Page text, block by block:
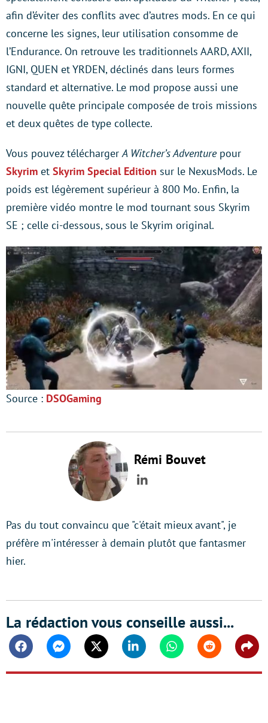
afin d’éviter des conflits avec d’autres mods. En ce qui
concerne les signes, leur utilisation consomme de
l’Endurance. On retrouve les traditionnels AARD, AXII,
IGNI, QUEN et YRDEN, déclinés dans leurs formes
standard et alternative. Le mod propose aussi une
nouvelle quête principale composée de trois missions
et deux quêtes de type collecte.
Vous pouvez téléchargerA Witcher’s Adventurepour
Skyrim et Skyrim Special Edition sur le NexusMods. Le
poids est légèrement supérieur à 800 Mo. Enfin, la
première vidéo montre le mod tournant sous Skyrim
SE ; celle ci-dessous, sous le Skyrim original.
Source : DSOGaming
Rémi Bouvet
LinkedIn
Pas du tout convaincu que "c'était mieux avant", je
préfère m'intéresser à demain plutôt que fantasmer
hier.
La rédaction vous conseille aussi...
FacebookMessengerTwitter Linkedin WhatsappReddit